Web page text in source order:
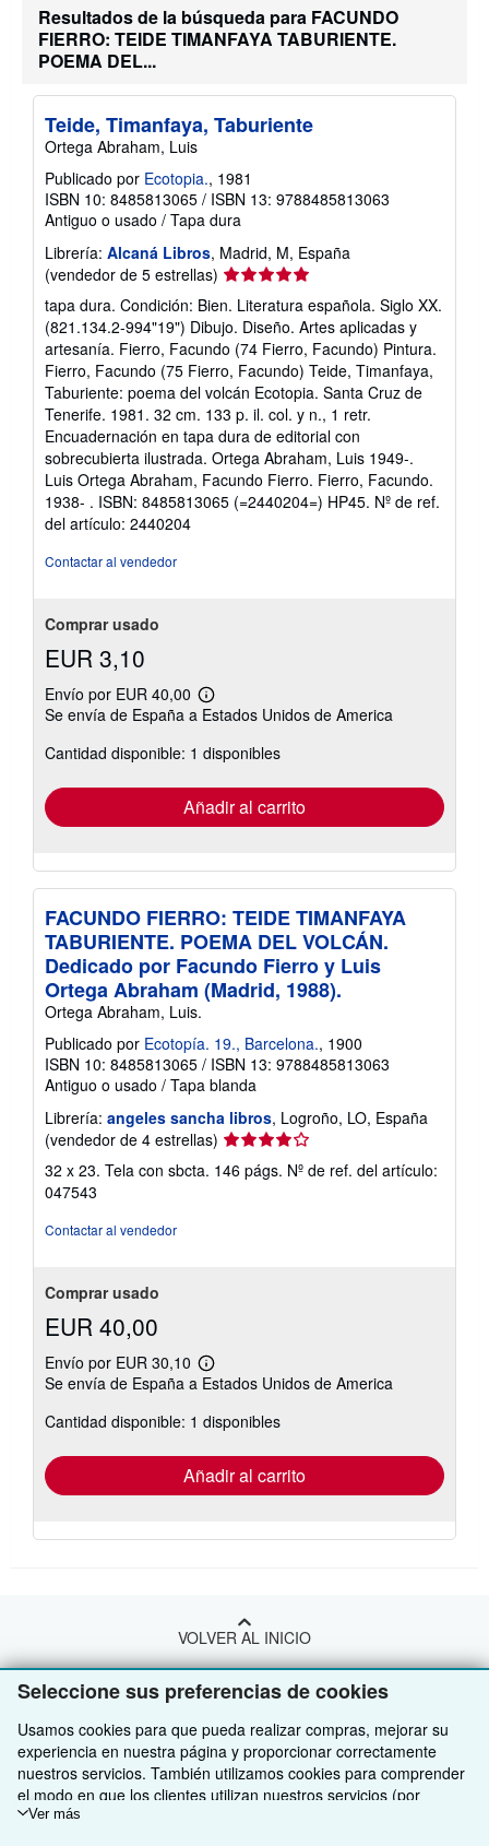
Seleccione sus preferencias de cookies
Usamos cookies para que pueda realizar compras, mejorar su
experiencia en nuestra página y proporcionar correctamente
nuestros servicios. También utilizamos cookies para comprender
el modo en que los clientes utilizan nuestros servicios (por
ejemplo, midiendo las visitas al sitio) y así poder realizar mejoras.
Ver más
o
b
r
a
f
a
e
v
í
o
Resultados de la búsqueda para FACUNDO
FIERRO: TEIDE TIMANFAYA TABURIENTE.
POEMA DEL...
Teide, Timanfaya, Taburiente
Ortega Abraham, Luis
Publicado por Ecotopia., 1981
ISBN 10: 8485813065 / ISBN 13: 9788485813063
Antiguo o usado / Tapa dura
Librería: Alcaná Libros, Madrid, M, España
(vendedor de 5 estrellas) Calificación
del
vendedor:
5
de
5
estrellas
tapa dura. Condición: Bien. Literatura española. Siglo XX.
(821.134.2-994"19") Dibujo. Diseño. Artes aplicadas y
artesanía. Fierro, Facundo (74 Fierro, Facundo) Pintura.
Fierro, Facundo (75 Fierro, Facundo) Teide, Timanfaya,
Taburiente: poema del volcán Ecotopia. Santa Cruz de
Tenerife. 1981. 32 cm. 133 p. il. col. y n., 1 retr.
Encuadernación en tapa dura de editorial con
sobrecubierta ilustrada. Ortega Abraham, Luis 1949-.
Luis Ortega Abraham, Facundo Fierro. Fierro, Facundo.
1938- . ISBN: 8485813065 (=2440204=) HP45. Nº de ref.
del artículo: 2440204
Contactar al vendedor
Comprar usado
EUR 3,10
Envío por EUR 40,00
Más
información
las
tarifas
envío
Se envía de España a Estados Unidos de America
Cantidad disponible: 1 disponibles
Añadir al carrito
FACUNDO FIERRO: TEIDE TIMANFAYA
TABURIENTE. POEMA DEL VOLCÁN.
Dedicado por Facundo Fierro y Luis
Ortega Abraham (Madrid, 1988).
Ortega Abraham, Luis.
Publicado por Ecotopía. 19., Barcelona., 1900
ISBN 10: 8485813065 / ISBN 13: 9788485813063
Antiguo o usado / Tapa blanda
Librería: angeles sancha libros, Logroño, LO, España
(vendedor de 4 estrellas) Calificación
vendedor:
32 x 23. Tela con sbcta. 146 págs. Nº de ref. del artículo:
047543
Contactar al vendedor
Comprar usado
EUR 40,00
Envío por EUR 30,10
Más
información
las
tarifas
envío
Se envía de España a Estados Unidos de America
Cantidad disponible: 1 disponibles
Añadir al carrito
VOLVER AL INICIO
Compre con nosotros
Búsqueda avanzada
Colecciones
Mi cuenta
Venda con nosotros
Comenzar a vender
Únase a nuestro programa de afiliados
Sobre nosotros
Sobre IberLibro
Obtener Ayuda